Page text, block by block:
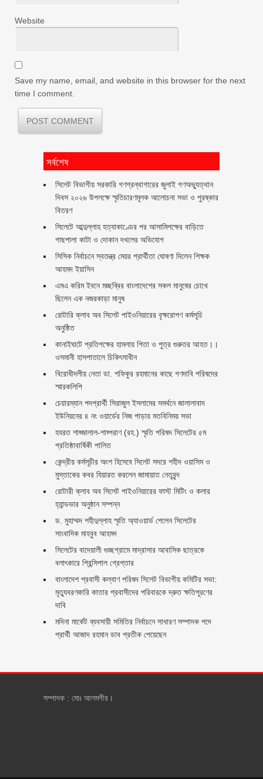
Website
Save my name, email, and website in this browser for the next
time I comment.
সর্বশেষ
সিলেট বিভাগীয় সরকারি গণগ্রন্থাগারের জুলাই গণঅভ্যুত্থান
দিবস ২০২৬ উপলক্ষে স্মৃতিচারণমূলক আলোচনা সভা ও পুরষ্কার
বিতরণ ‎ ‎
সিলেটে আব্দুল্লাহ হত্যাকাণ্ডের পর আসামিপক্ষের বাড়িতে
গাছপালা কাটা ও দোকান দখলের অভিযোগ
সিসিক নির্বাচনে স্বতন্ত্র মেয়র প্রার্থীতা ঘোষণা দিলেন শিক্ষক
আহমদ ইয়াসিন
এমএ করিম ইবনে মচ্ছব্বির বাংলাদেশের সকল মানুষের চোখে
ছিলেন এক নজরকাড়া মানুষ ‎
রোটারি ক্লাব অব সিলেট পাইওনিয়ারের বৃক্ষরোপণ কর্মসূচি
অনুষ্ঠিত
কানাইঘাটে প্রতিপক্ষের হামলায় পিতা ও পুত্র গুরুতর আহত।।
ওসমানী হাসপাতালে চিকিৎসাধীন
বিরোধীদলীয় নেতা ডা. শফিকুর রহমানের কাছে গণদাবি পরিষদের
স্মারকলিপি ‎
চেয়ারম্যান পদপ্রার্থী সিরাজুল ইসলামের সমর্থনে জালালাবাদ
ইউনিয়নের ৪ নং ওয়ার্ডের নিজ পাড়ায় মতবিনিময় সভা
হযরত শাহ্জালাল-শাহ্পরাণ (রহ.) স্মৃতি পরিষদ সিলেটের ৫ম
প্রতিষ্ঠাবার্ষিকী পালিত ‎​
কেন্দ্রীয় কর্মসূচীর অংশ হিসেবে সিলেট সদরে শহীদ ওয়াসিম ও
মুস্তাকের কবর যিয়ারত করলেন জামায়াত নেতৃবৃন্দ ‎
রোটারী ক্লাব অব সিলেট পাইওনিয়ারের ফাস্ট মিটিং ও কলার
হ্যান্ডভার অনুষ্ঠান সম্পন্ন
ড. মুহাম্মদ শহীদুল্লাহ স্মৃতি অ্যাওয়ার্ড পেলেন সিলেটের
সাংবাদিক মাহবুব আহমদ
সিলেটের বাদেয়ালী গুচ্ছগ্রামে মাদ্রাসার আবাসিক ছাত্রকে
বলাৎকারে প্রিন্সিপাল গ্রেপ্তার ‎
বাংলাদেশ প্রবাসী কল্যাণ পরিষদ সিলেট বিভাগীয় কমিটির সভা:
মৃত্যুবরণকারি কাতার প্রবাসীদের পরিবারকে দ্রুত ক্ষতিপূরণের
দাবি
মদিনা মার্কেট ব্যবসায়ী সমিতির নির্বাচনে সাধারণ সম্পাদক পদে
প্রার্থী আজাদ রহমান ডাব প্রতীক পেয়েছেন ‎
সম্পাদক : মোঃ আলমগীর।